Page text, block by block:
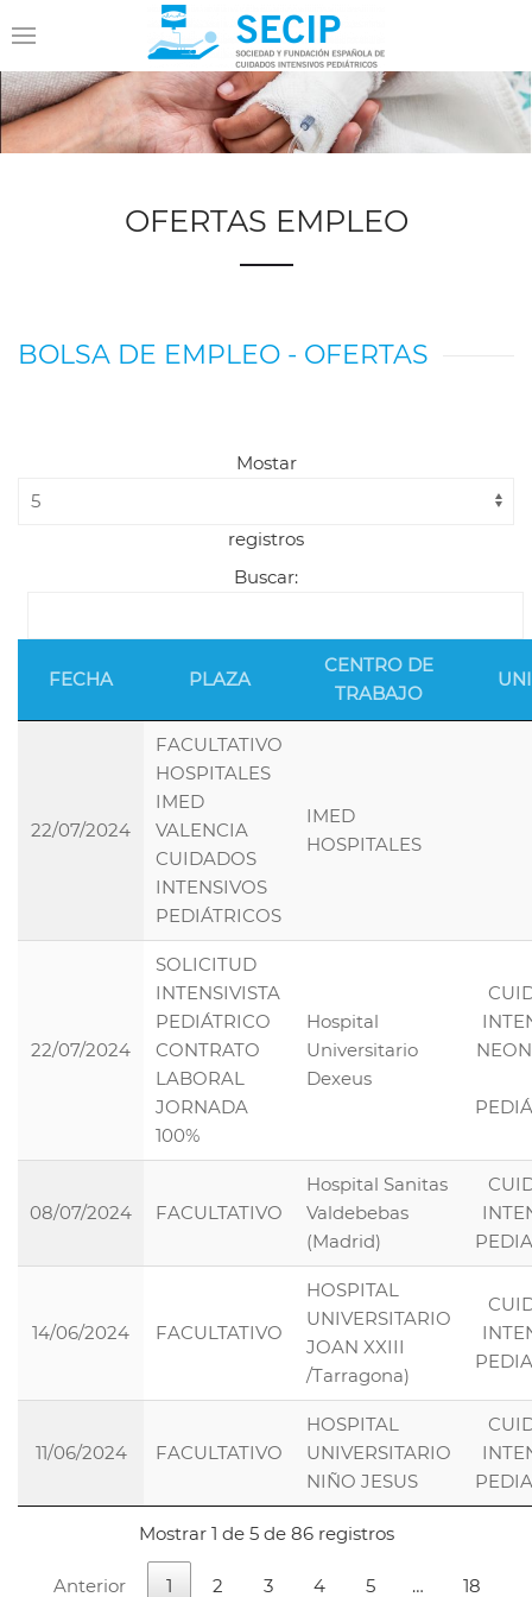
OFERTAS EMPLEO
BOLSA DE EMPLEO - OFERTAS
Mostar
registros
Buscar:
FECHA PLAZA
CENTRO DE
TRABAJO
22/07/2024
FACULTATIVO
HOSPITALES
IMED
VALENCIA
CUIDADOS
INTENSIVOS
PEDIÁTRICOS
IMED
HOSPITALES
22/07/2024
SOLICITUD
INTENSIVISTA
PEDIÁTRICO
CONTRATO
LABORAL
JORNADA
100%
Hospital
Universitario
Dexeus
08/07/2024 FACULTATIVO
Hospital Sanitas
Valdebebas
(Madrid)
14/06/2024 FACULTATIVO
HOSPITAL
UNIVERSITARIO
JOAN XXIII
/Tarragona)
11/06/2024 FACULTATIVO
HOSPITAL
UNIVERSITARIO
NIÑO JESUS
Mostrar 1 de 5 de 86 registros
Anterior 1 2 3 4 5 … 18